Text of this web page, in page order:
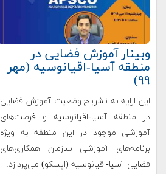
وبینار آموزش فضایی در
منطقه آسیا-اقیانوسیه (مهر
۹۹)
این ارایه به تشریح وضعیت آموزش فضایی
در منطقه آسیا-اقیانوسیه و فرصت‌های
آموزشی موجود در این منطقه به ویژه
برنامه‌های آموزشی سازمان همکاری‌های
فضایی آسیا-اقیانوسیه (اپسکو) می‌پردازد.